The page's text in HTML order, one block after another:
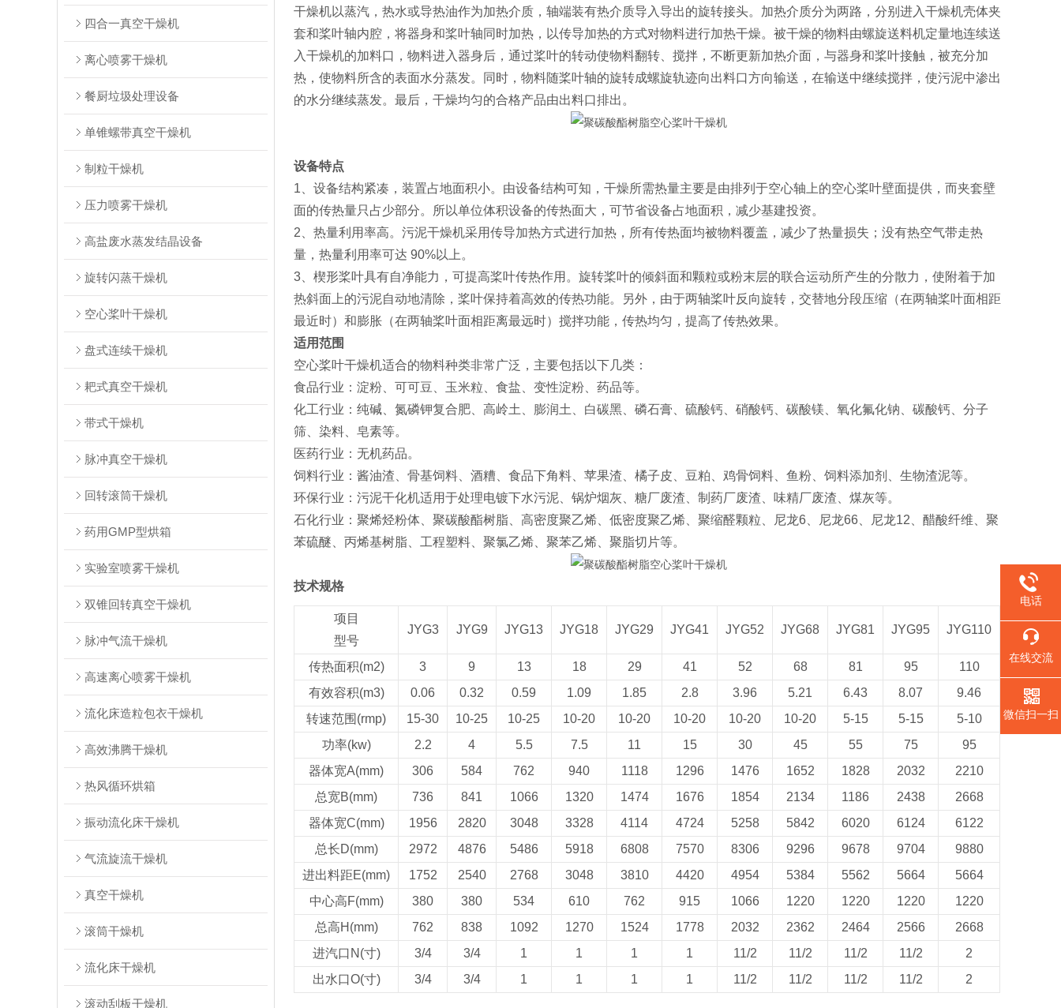
四合一真空干燥机
离心喷雾干燥机
餐厨垃圾处理设备
单锥螺带真空干燥机
制粒干燥机
压力喷雾干燥机
高盐废水蒸发结晶设备
旋转闪蒸干燥机
空心桨叶干燥机
盘式连续干燥机
耙式真空干燥机
带式干燥机
脉冲真空干燥机
回转滚筒干燥机
药用GMP型烘箱
实验室喷雾干燥机
双锥回转真空干燥机
脉冲气流干燥机
高速离心喷雾干燥机
流化床造粒包衣干燥机
高效沸腾干燥机
热风循环烘箱
振动流化床干燥机
气流旋流干燥机
真空干燥机
滚筒干燥机
流化床干燥机
滚动刮板干燥机
干燥机以蒸汽，热水或导热油作为加热介质，轴端装有热介质导入导出的旋转接头。加热介质分为两路，分别进入干燥机壳体夹
套和桨叶轴内腔，将器身和桨叶轴同时加热，以传导加热的方式对物料进行加热干燥。被干燥的物料由螺旋送料机定量地连续送
入干燥机的加料口，物料进入器身后，通过桨叶的转动使物料翻转、搅拌，不断更新加热介面，与器身和桨叶接触，被充分加
热，使物料所含的表面水分蒸发。同时，物料随桨叶轴的旋转成螺旋轨迹向出料口方向输送，在输送中继续搅拌，使污泥中渗出
的水分继续蒸发。最后，干燥均匀的合格产品由出料口排出。
设备特点
1、设备结构紧凑，装置占地面积小。由设备结构可知，干燥所需热量主要是由排列于空心轴上的空心桨叶壁面提供，而夹套壁
面的传热量只占少部分。所以单位体积设备的传热面大，可节省设备占地面积，减少基建投资。
2、热量利用率高。污泥干燥机采用传导加热方式进行加热，所有传热面均被物料覆盖，减少了热量损失；没有热空气带走热
量，热量利用率可达 90%以上。
3、楔形桨叶具有自净能力，可提高桨叶传热作用。旋转桨叶的倾斜面和颗粒或粉末层的联合运动所产生的分散力，使附着于加
热斜面上的污泥自动地清除，桨叶保持着高效的传热功能。另外，由于两轴桨叶反向旋转，交替地分段压缩（在两轴桨叶面相距
最近时）和膨胀（在两轴桨叶面相距离最远时）搅拌功能，传热均匀，提高了传热效果。
适用范围
‌空心桨叶干燥机适合的物料种类非常广泛，主要包括以下几类‌：
‌食品行业‌：淀粉、可可豆、玉米粒、食盐、变性淀粉、药品等‌。
‌化工行业‌：纯碱、氮磷钾复合肥、高岭土、膨润土、白碳黑、磷石膏、硫酸钙、硝酸钙、碳酸镁、氧化氟化钠、碳酸钙、分子
筛、染料、皂素等‌。
‌医药行业‌：无机药品‌。
‌饲料行业‌：酱油渣、骨基饲料、酒糟、食品下角料、苹果渣、橘子皮、豆粕、鸡骨饲料、鱼粉、饲料添加剂、生物渣泥等‌。
‌环保行业‌：污泥干化机适用于处理电镀下水污泥、锅炉烟灰、糖厂废渣、制药厂废渣、味精厂废渣、煤灰等‌。
‌石化行业‌：聚烯烃粉体、聚碳酸酯树脂、高密度聚乙烯、低密度聚乙烯、聚缩醛颗粒、尼龙6、尼龙66、尼龙12、醋酸纤维、聚
苯硫醚、丙烯基树脂、工程塑料、聚氯乙烯、聚苯乙烯、聚脂切片等‌。
技术规格
项目
型号
JYG3 JYG9 JYG13 JYG18 JYG29 JYG41 JYG52 JYG68 JYG81 JYG95 JYG110
传热面积(m2) 3 9 13 18 29 41 52 68 81 95
110
有效容积(m3)
0.06 0.32 0.59 1.09 1.85 2.8 3.96 5.21 6.43 8.07
9.46
转速范围(rmp)
15-30 10-25 10-25 10-20 10-20 10-20 10-20 10-20 5-15 5-15
5-10
功率(kw)
2.2 4 5.5 7.5 11 15 30 45 55 75
95
器体宽A(mm)
306 584 762 940 1118 1296 1476 1652 1828 2032
2210
总宽B(mm)
736 841 1066 1320 1474 1676 1854 2134 1186 2438
2668
器体宽C(mm)
1956 2820 3048 3328 4114 4724 5258 5842 6020 6124
6122
总长D(mm)
2972 4876 5486 5918 6808 7570 8306 9296 9678 9704
9880
进出料距E(mm)
1752 2540 2768 3048 3810 4420 4954 5384 5562 5664
5664
中心高F(mm)
380 380 534 610 762 915 1066 1220 1220 1220
1220
总高H(mm)
762 838 1092 1270 1524 1778 2032 2362 2464 2566
2668
进汽口N(寸)
3/4 3/4 1 1 1 1 11/2 11/2 11/2 11/2
2
出水口O(寸)
3/4 3/4 1 1 1 1 11/2 11/2 11/2 11/2 2
电话
在线交流
微信扫一扫